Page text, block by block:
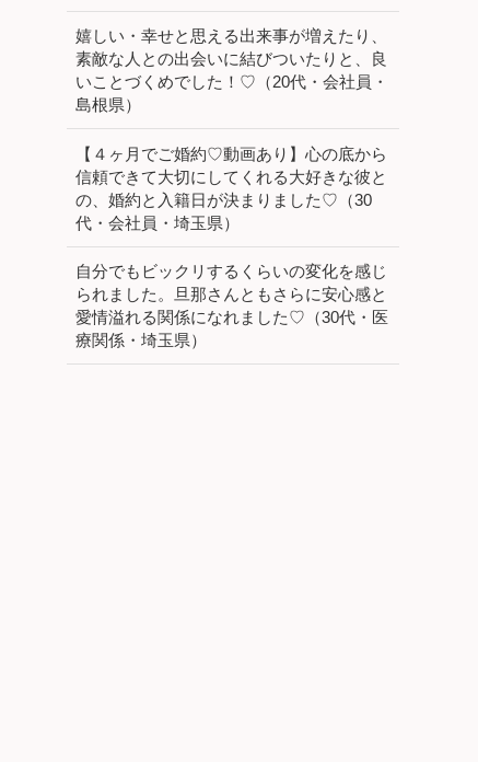
嬉しい・幸せと思える出来事が増えたり、
素敵な人との出会いに結びついたりと、良
いことづくめでした！♡（20代・会社員・
島根県）
【４ヶ月でご婚約♡動画あり】心の底から
信頼できて大切にしてくれる大好きな彼と
の、婚約と入籍日が決まりました♡（30
代・会社員・埼玉県）
自分でもビックリするくらいの変化を感じ
られました。旦那さんともさらに安心感と
愛情溢れる関係になれました♡（30代・医
療関係・埼玉県）